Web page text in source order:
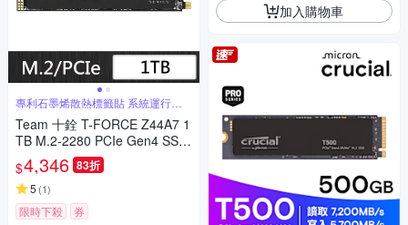
專利石墨烯散熱標籤貼 系統運行更
穩定
Team 十銓 T-FORCE Z44A7 1
TB M.2-2280 PCIe Gen4 SSD
內接固態硬碟
$4,346 83折
5 (1)
限時下殺 券
加入購物車